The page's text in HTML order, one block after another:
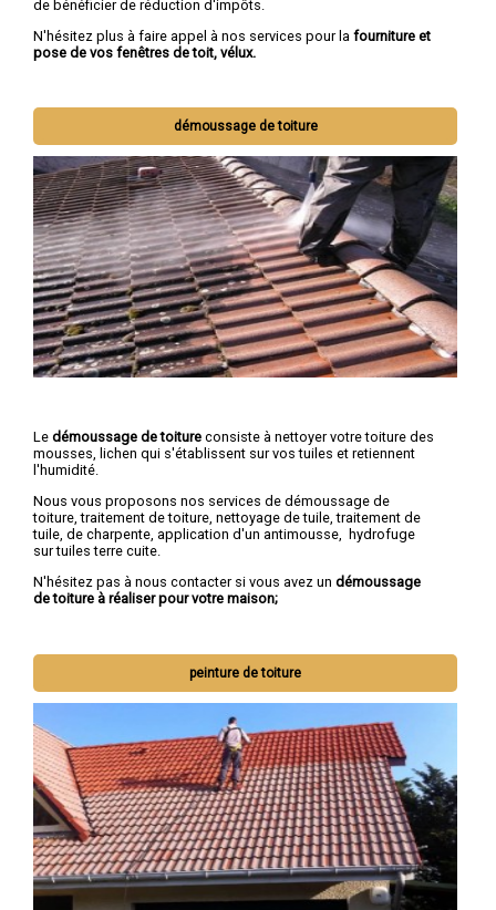
de bénéficier de réduction d'impôts.
N'hésitez plus à faire appel à nos services pour la fourniture et
pose de vos fenêtres de toit, vélux.
démoussage de toiture
Le démoussage de toiture consiste à nettoyer votre toiture des
mousses, lichen qui s'établissent sur vos tuiles et retiennent
l'humidité.
Nous vous proposons nos services de démoussage de
toiture, traitement de toiture, nettoyage de tuile, traitement de
tuile, de charpente, application d'un antimousse, hydrofuge
sur tuiles terre cuite.
N'hésitez pas à nous contacter si vous avez un démoussage
de toiture à réaliser pour votre maison;
peinture de toiture